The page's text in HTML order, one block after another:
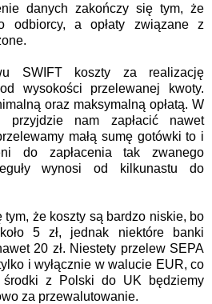
danych zakończy się tym, że
odbiorcy, a opłaty związane z
SWIFT koszty za realizację
wysokości przelewanej kwoty.
oraz maksymalną opłatą. W
przyjdzie nam zapłacić nawet
małą sumę gotówki to i
do zapłacenia tak zwanego
wynosi od kilkunastu do
tym, że koszty są bardzo niskie, bo
5 zł, jednak niektóre banki
20 zł. Niestety przelew SEPA
i wyłącznie w walucie EUR, co
środki z Polski do UK będziemy
za przewalutowanie.